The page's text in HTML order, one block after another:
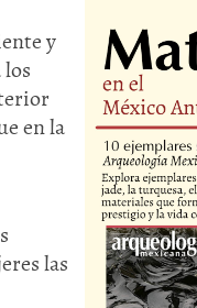
y
en la
las